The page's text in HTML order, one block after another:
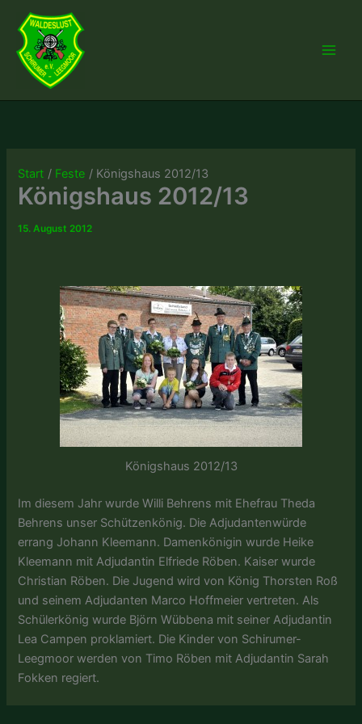
Inhalt
springen
Start Feste Königshaus 2012/13
Königshaus 2012/13
15. August 2012
Königshaus 2012/13
Im diesem Jahr wurde Willi Behrens mit Ehefrau Theda
Behrens unser Schützenkönig. Die Adjudantenwürde
errang Johann Kleemann. Damenkönigin wurde Heike
Kleemann mit Adjudantin Elfriede Röben. Kaiser wurde
Christian Röben. Die Jugend wird von König Thorsten Roß
und seinem Adjudanten Marco Hoffmeier vertreten. Als
Schülerkönig wurde Björn Wübbena mit seiner Adjudantin
Lea Campen proklamiert. Die Kinder von Schirumer-
Leegmoor werden von Timo Röben mit Adjudantin Sarah
Fokken regiert.